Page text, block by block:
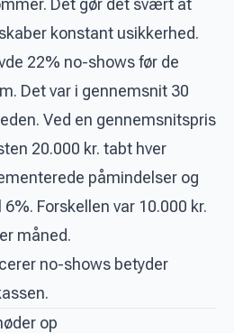
konstant usikkerhed.
22% no-shows før de
Det var i gennemsnit 30
Ved en gennemsnitspris
20.000 kr. tabt hver
påmindelser og
Forskellen var 10.000 kr.
måned.
no-shows betyder
op